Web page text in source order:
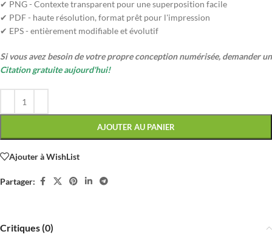
✔ PNG - Contexte transparent pour une superposition facile
✔ PDF - haute résolution, format prêt pour l'impression
✔ EPS - entièrement modifiable et évolutif
Si vous avez besoin de votre propre conception numérisée, demander un
Citation gratuite aujourd'hui!
AJOUTER AU PANIER
Ajouter à WishList
Partager:
Critiques (0)